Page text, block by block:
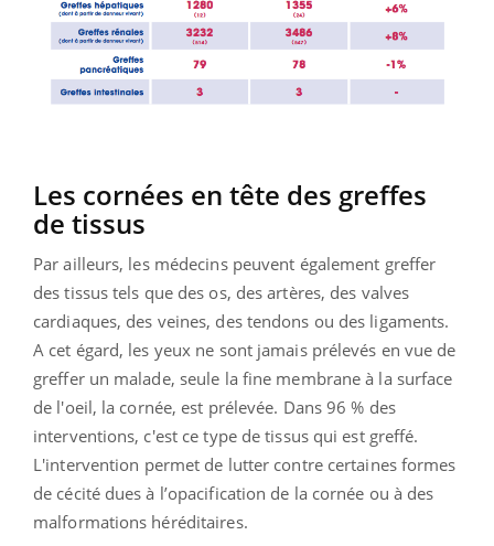
Les cornées en tête des greffes
de tissus
Par ailleurs, les médecins peuvent également greffer
des tissus tels que des os, des artères, des valves
cardiaques, des veines, des tendons ou des ligaments.
A cet égard, les yeux ne sont jamais prélevés en vue de
greffer un malade, seule la fine membrane à la surface
de l'oeil, la cornée, est prélevée. Dans 96 % des
interventions, c'est ce type de tissus qui est greffé.
L'intervention permet de lutter contre certaines formes
de cécité dues à l’opacification de la cornée ou à des
malformations héréditaires.